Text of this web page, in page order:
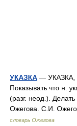
УКАЗКА — УКАЗКА,
Показывать что н.
(разг. неод.).
Ожегова. С.И.
словарь Ожегова